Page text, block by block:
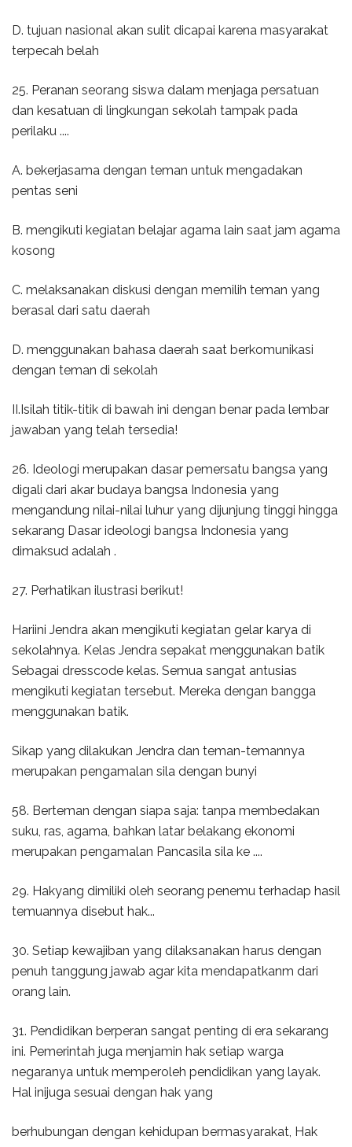
D. tujuan nasional akan sulit dicapai karena masyarakat
terpecah belah
25. Peranan seorang siswa dalam menjaga persatuan
dan kesatuan di lingkungan sekolah tampak pada
perilaku ....
A. bekerjasama dengan teman untuk mengadakan
pentas seni
B. mengikuti kegiatan belajar agama lain saat jam agama
kosong
C. melaksanakan diskusi dengan memilih teman yang
berasal dari satu daerah
D. menggunakan bahasa daerah saat berkomunikasi
dengan teman di sekolah
II.Isilah titik-titik di bawah ini dengan benar pada lembar
jawaban yang telah tersedia!
26. Ideologi merupakan dasar pemersatu bangsa yang
digali dari akar budaya bangsa Indonesia yang
mengandung nilai-nilai luhur yang dijunjung tinggi hingga
sekarang Dasar ideologi bangsa Indonesia yang
dimaksud adalah .
27. Perhatikan ilustrasi berikut!
Hariini Jendra akan mengikuti kegiatan gelar karya di
sekolahnya. Kelas Jendra sepakat menggunakan batik
Sebagai dresscode kelas. Semua sangat antusias
mengikuti kegiatan tersebut. Mereka dengan bangga
menggunakan batik.
Sikap yang dilakukan Jendra dan teman-temannya
merupakan pengamalan sila dengan bunyi
58. Berteman dengan siapa saja: tanpa membedakan
suku, ras, agama, bahkan latar belakang ekonomi
merupakan pengamalan Pancasila sila ke ....
29. Hakyang dimiliki oleh seorang penemu terhadap hasil
temuannya disebut hak...
30. Setiap kewajiban yang dilaksanakan harus dengan
penuh tanggung jawab agar kita mendapatkanm dari
orang lain.
31. Pendidikan berperan sangat penting di era sekarang
ini. Pemerintah juga menjamin hak setiap warga
negaranya untuk memperoleh pendidikan yang layak.
Hal inijuga sesuai dengan hak yang
berhubungan dengan kehidupan bermasyarakat, Hak